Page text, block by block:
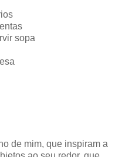
sopa
de mim, que inspiram a